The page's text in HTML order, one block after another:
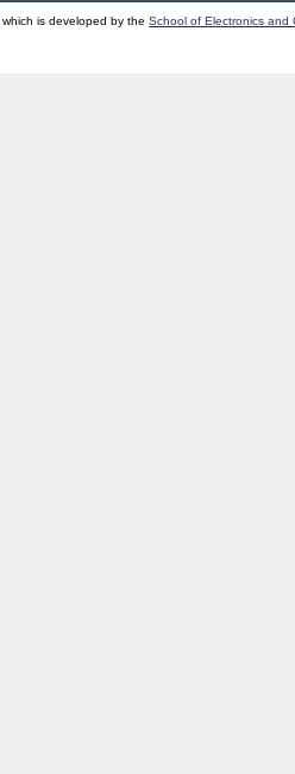
which is developed by theSchool of Electronics and